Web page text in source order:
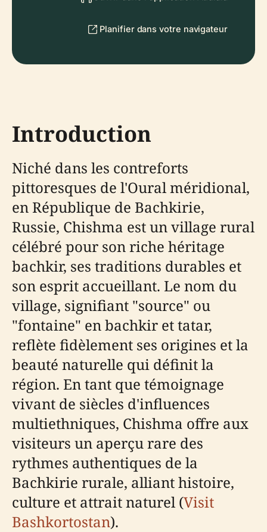
Planifier dans votre navigateur
Introduction
Niché dans les contreforts
pittoresques de l'Oural méridional,
en République de Bachkirie,
Russie, Chishma est un village rural
célébré pour son riche héritage
bachkir, ses traditions durables et
son esprit accueillant. Le nom du
village, signifiant "source" ou
"fontaine" en bachkir et tatar,
reflète fidèlement ses origines et la
beauté naturelle qui définit la
région. En tant que témoignage
vivant de siècles d'influences
multiethniques, Chishma offre aux
visiteurs un aperçu rare des
rythmes authentiques de la
Bachkirie rurale, alliant histoire,
culture et attrait naturel (Visit
Bashkortostan).